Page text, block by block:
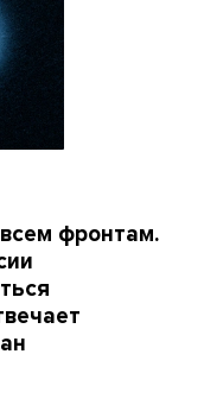
фронтам.